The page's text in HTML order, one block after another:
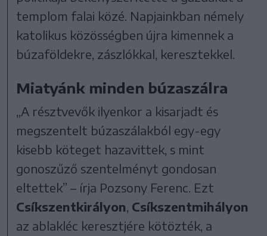
templom falai közé. Napjainkban némely
katolikus közösségben újra kimennek a
búzaföldekre, zászlókkal, keresztekkel.
Miatyánk minden búzaszálra
„A résztvevők ilyenkor a kisarjadt és
megszentelt búzaszálakból egy-egy
kisebb köteget hazavittek, s mint
gonoszűző szentelményt gondosan
eltettek” – írja Pozsony Ferenc. Ezt
Csíkszentkirályon Csíkszentmihályon
az ablakléc keresztjére kötözték, a